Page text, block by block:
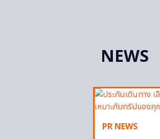
NEWS
PR NEWS